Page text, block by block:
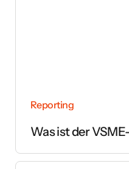
Reporting
Was ist der